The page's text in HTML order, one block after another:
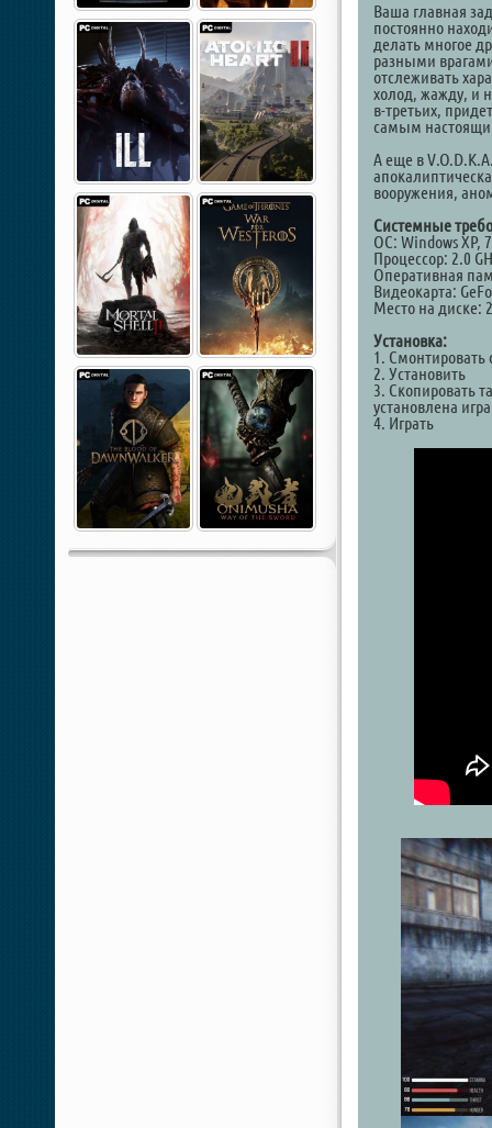
Ваша главная
постоянно
делать многое
разными
отслеживать
холод, жажду, и
в-третьих,
самым
А еще в
вооружения,
Системные
ОС: Windows XP,
Процессор: 2.0
Оперативная
Видеокарта:
Место на диске:
Установка:
1. Смонтировать
2. Установить
3. Скопировать
установлена игра
4. Играть